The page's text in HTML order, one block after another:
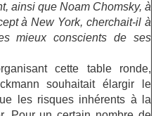
ainsi que Noam Chomsky, à
à New York, cherchait-il à
mieux conscients de ses
cette table ronde,
souhaitait élargir le
les risques inhérents à la